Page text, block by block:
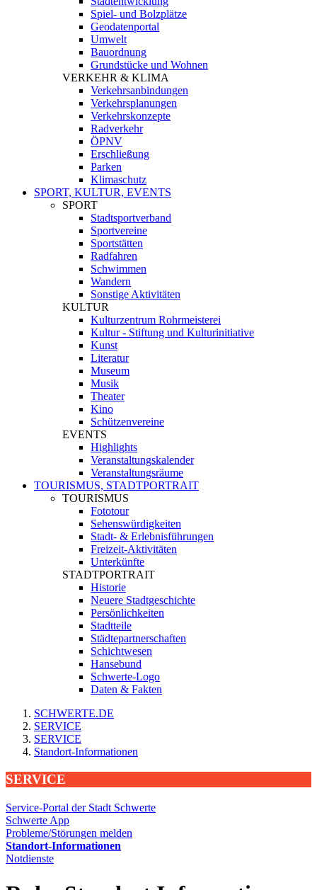
Spiel- und Bolzplätze
Geodatenportal
Umwelt
Bauordnung
Grundstücke und Wohnen
VERKEHR & KLIMA
Verkehrsanbindungen
Verkehrsplanungen
Verkehrskonzepte
Radverkehr
ÖPNV
Erschließung
Parken
Klimaschutz
SPORT, KULTUR, EVENTS
SPORT
Stadtsportverband
Sportvereine
Sportstätten
Radfahren
Schwimmen
Wandern
Sonstige Aktivitäten
KULTUR
Kulturzentrum Rohrmeisterei
Kultur - Stiftung und Kulturinitiative
Kunst
Literatur
Museum
Musik
Theater
Kino
Schützenvereine
EVENTS
Highlights
Veranstaltungskalender
Veranstaltungsräume
TOURISMUS, STADTPORTRAIT
TOURISMUS
Fototour
Sehenswürdigkeiten
Stadt- & Erlebnisführungen
Freizeit-Aktivitäten
Unterkünfte
STADTPORTRAIT
Historie
Neuere Stadtgeschichte
Persönlichkeiten
Stadtteile
Städtepartnerschaften
Schichtwesen
Hansebund
Schwerte-Logo
Daten & Fakten
SCHWERTE.DE
SERVICE
SERVICE
Standort-Informationen
SERVICE
Service-Portal der Stadt Schwerte
Schwerte App
Probleme/Störungen melden
Standort-Informationen
Notdienste